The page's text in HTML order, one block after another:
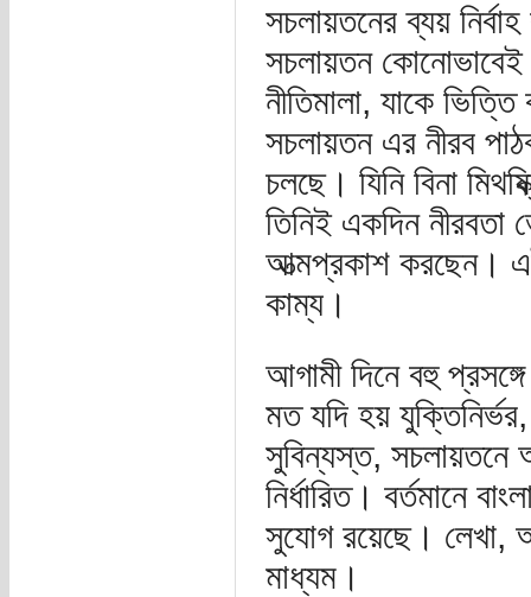
সচলায়তনের ব্যয়
সচলায়তন কোনোভাবেই
নীতিমালা, যাকে
সচলায়তন এর নীরব
চলছে। যিনি বিনা
তিনিই একদিন নীরবতা
আত্মপ্রকাশ করছেন।
কাম্য।
আগামী দিনে বহু
মত যদি হয়
সুবিন্যস্ত,
নির্ধারিত। বর্তমানে
সুযোগ রয়েছে। লেখা,
মাধ্যম।